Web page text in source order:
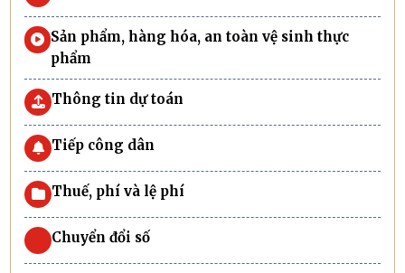
Sản phẩm, hàng hóa, an toàn vệ sinh thực
phẩm
Thông tin dự toán
Tiếp công dân
Thuế, phí và lệ phí
Chuyển đổi số